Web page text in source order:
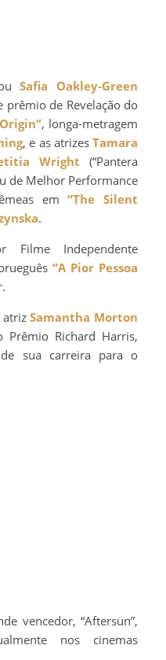
Safia Oakley-Green
prêmio de Revelação do
, longa-metragem
, e as atrizes Tamara
Wright (“Pantera
de Melhor Performance
em“The Silent
.
Independente
“A Pior Pessoa
atrizSamantha Morton
Prêmio Richard Harris,
sua carreira para o
vencedor, “Aftersun”,
nos cinemas